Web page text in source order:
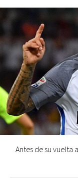
Antes de su vuelta